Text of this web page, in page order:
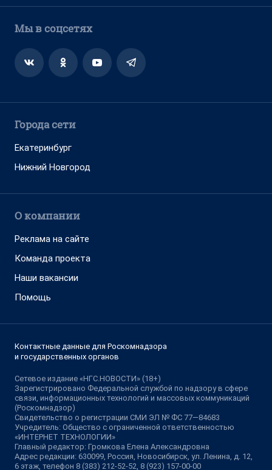
Мы в соцсетях
Города сети
Екатеринбург
Нижний Новгород
О компании
Реклама на сайте
Команда проекта
Наши вакансии
Помощь
Контактные данные для Роскомнадзора
и государственных органов
Сетевое издание «НГС.НОВОСТИ» (18+)
Зарегистрировано Федеральной службой по надзору в сфере
связи, информационных технологий и массовых коммуникаций
(Роскомнадзор)
Свидетельство о регистрации СМИ ЭЛ № ФС 77—84683
Учредитель: Общество с ограниченной ответственностью
«ИНТЕРНЕТ ТЕХНОЛОГИИ»
Главный редактор: Громкова Елена Александровна
Адрес редакции: 630099, Россия, Новосибирск, ул. Ленина, д. 12,
6 этаж, телефон 8 (383) 212-52-52, 8 (923) 157-00-00